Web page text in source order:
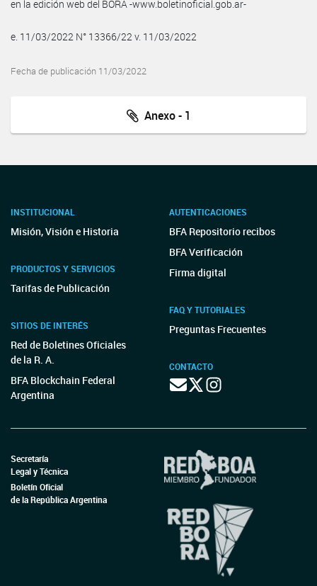
en la edición web del BORA -www.boletinoficial.gob.ar-
e. 11/03/2022 N° 13366/22 v. 11/03/2022
Fecha de publicación 11/03/2022
Anexo - 1
INSTITUCIONAL
Misión, Visión e Historia
PRODUCTOS Y SERVICIOS
Tarifas de Publicación
SITIOS DE INTERÉS
Red de Boletines Oficiales
de la R. A.
BFA Blockchain Federal
Argentina
AUTENTICACIONES
BFA Repositorio recibos
BFA Verificación
Firma digital
FAQ Y TUTORIALES
Preguntas Frecuentes
CONTACTO
Secretaría
Legal y Técnica
Boletín Oficial
de la República Argentina